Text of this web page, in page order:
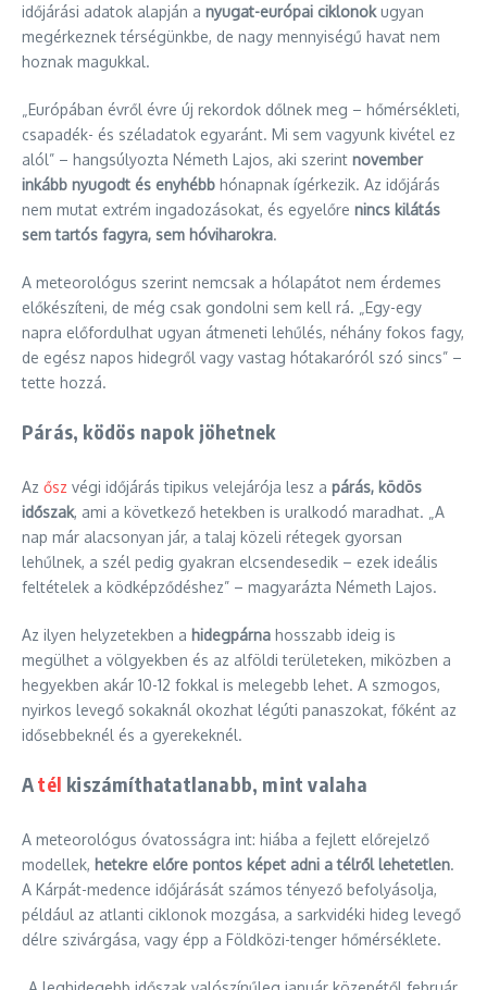
időjárási adatok alapján a nyugat-európai ciklonokugyan
megérkeznek térségünkbe, de nagy mennyiségű havat nem
hoznak magukkal.
„Európában évről évre új rekordok dőlnek meg – hőmérsékleti,
csapadék- és széladatok egyaránt. Mi sem vagyunk kivétel ez
alól” – hangsúlyozta Németh Lajos, aki szerint november
inkább nyugodt és enyhébb hónapnak ígérkezik. Az időjárás
nem mutat extrém ingadozásokat, és egyelőre nincs kilátás
sem tartós fagyra, sem hóviharokra.
A meteorológus szerint nemcsak a hólapátot nem érdemes
előkészíteni, de még csak gondolni sem kell rá. „Egy-egy
napra előfordulhat ugyan átmeneti lehűlés, néhány fokos fagy,
de egész napos hidegről vagy vastag hótakaróról szó sincs” –
tette hozzá.
Párás, ködös napok jöhetnek
Az ősz végi időjárás tipikus velejárója lesz a párás, ködös
időszak, ami a következő hetekben is uralkodó maradhat. „A
nap már alacsonyan jár, a talaj közeli rétegek gyorsan
lehűlnek, a szél pedig gyakran elcsendesedik – ezek ideális
feltételek a ködképződéshez” – magyarázta Németh Lajos.
Az ilyen helyzetekben a hidegpárna hosszabb ideig is
megülhet a völgyekben és az alföldi területeken, miközben a
hegyekben akár 10-12 fokkal is melegebb lehet. A szmogos,
nyirkos levegő sokaknál okozhat légúti panaszokat, főként az
idősebbeknél és a gyerekeknél.
Atél kiszámíthatatlanabb, mint valaha
A meteorológus óvatosságra int: hiába a fejlett előrejelző
modellek, hetekre előre pontos képet adni a télről lehetetlen.
A Kárpát-medence időjárását számos tényező befolyásolja,
például az atlanti ciklonok mozgása, a sarkvidéki hideg levegő
délre szivárgása, vagy épp a Földközi-tenger hőmérséklete.